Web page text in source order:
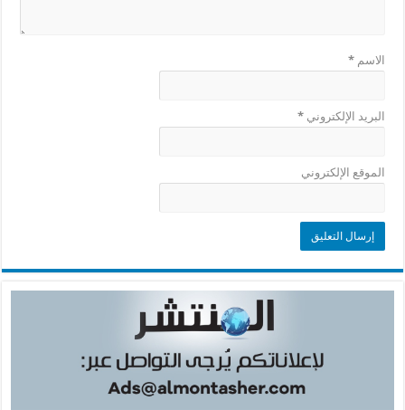
الاسم*
البريد الإلكتروني*
الموقع الإلكتروني